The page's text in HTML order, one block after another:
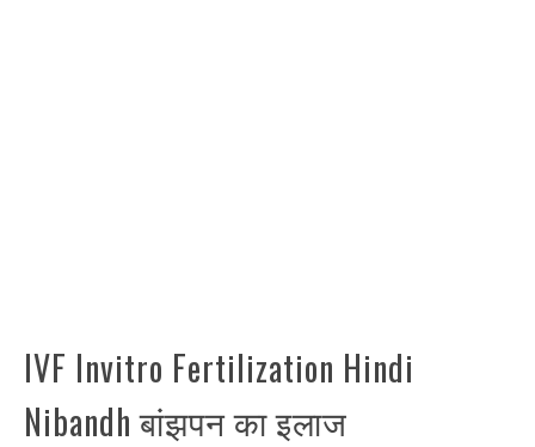
IVF Invitro Fertilization Hindi
Nibandh बांझपन का इलाज